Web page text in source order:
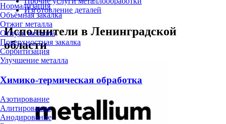
Нормализация
Объёмная закалка
Отжиг металла
Отпуск металла
Поверхностная закалка
Сорбитизация
Улучшение металла
Химико-термическая обработка
Азотирование
Алитирование
Анодирование
Изготовление деталей
Исполнители в Ленинградской
области